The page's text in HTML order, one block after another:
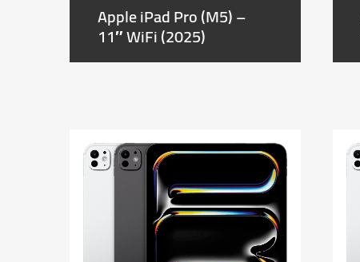
Apple iPad Pro (M5) –
11″ WiFi (2025)